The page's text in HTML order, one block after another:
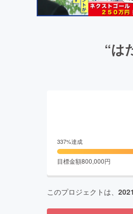
“は
337%達成
目標金額800,000円
このプロジェクトは、